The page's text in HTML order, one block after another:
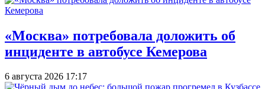
«Москва» потребовала доложить об
инциденте в автобусе Кемерова
6 августа 2026 17:17